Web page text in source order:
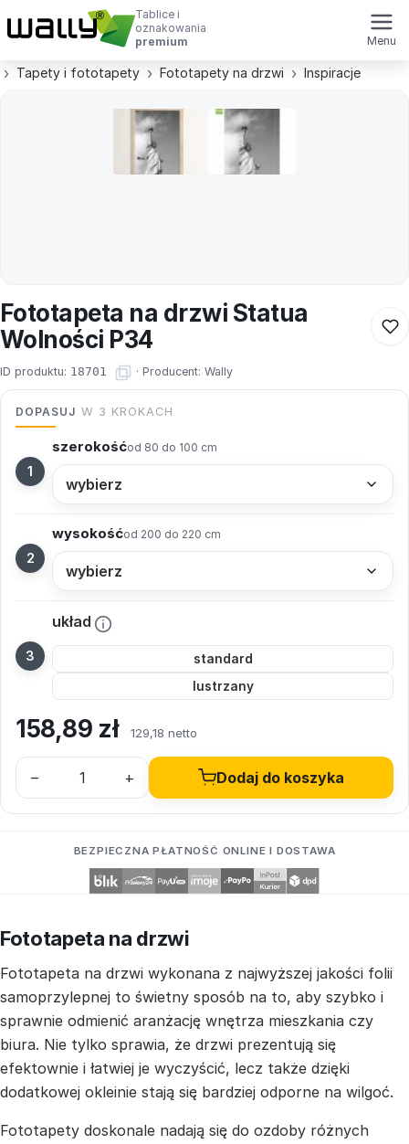
Tablice i
oznakowania
premium
Menu
Tapety i fototapety Fototapety na drzwi Inspiracje
Fototapeta na drzwi Statua
Wolności P34
ID produktu: 18701 · Producent: Wally
DOPASUJ W 3 KROKACH
szerokośćod 80 do 100 cm
wysokośćod 200 do 220 cm
układ
standard
lustrzany
158,89 zł 129,18 netto
– + Dodaj do koszyka
BEZPIECZNA PŁATNOŚĆ ONLINE I DOSTAWA
Fototapeta na drzwi
Fototapeta na drzwi wykonana z najwyższej jakości folii
samoprzylepnej to świetny sposób na to, aby szybko i
sprawnie odmienić aranżację wnętrza mieszkania czy
biura. Nie tylko sprawia, że drzwi prezentują się
efektownie i łatwiej je wyczyścić, lecz także dzięki
dodatkowej okleinie stają się bardziej odporne na wilgoć.
Fototapety doskonale nadają się do ozdoby różnych